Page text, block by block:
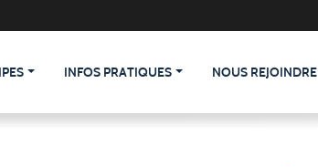
INFOS PRATIQUES NOUS REJOINDRE